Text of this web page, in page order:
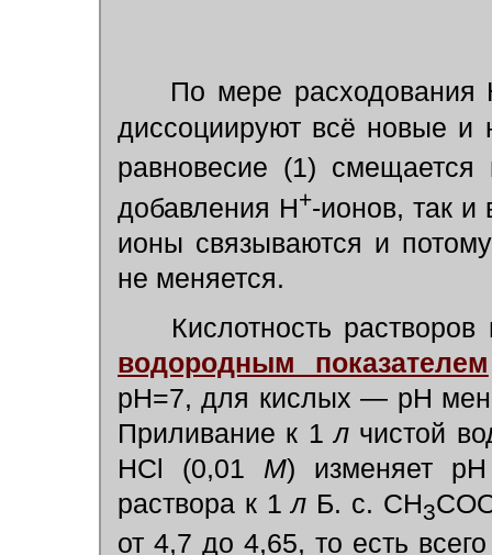
По мере расходования
диссоциируют всё новые и
равновесие (1) смещается
добавления Н+-ионов, так
ионы связываются и потому
не меняется.
Кислотность
водородным показателем
pH=7, для кислых — pH
Приливание к 1л чистой
HCl (0,01 М) изменяет
раствора к 1л Б. с. CH3
от 4,7 до 4,65, то есть